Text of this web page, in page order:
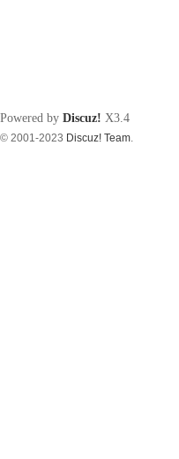
Powered by Discuz! X3.4
© 2001-2023 Discuz! Team